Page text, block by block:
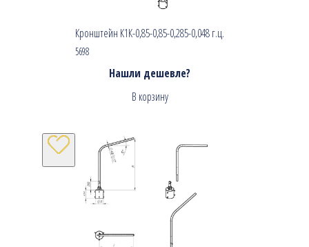
Кронштейн К1К-0,85-0,85-0,285-0,048 г.ц.
5698
Нашли дешевле?
В корзину